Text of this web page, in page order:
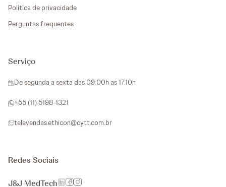
Política de privacidade
Perguntas frequentes
Serviço
De segunda a sexta das 09:00h as 17:10h
+55 (11) 5198-1321
televendas.ethicon@cytt.com.br
Redes Sociais
J&J MedTech